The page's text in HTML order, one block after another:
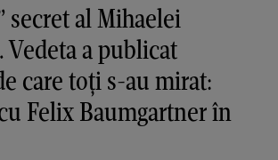
secret al Mihaelei
Vedeta a publicat
care toți s-au mirat:
Felix Baumgartner în